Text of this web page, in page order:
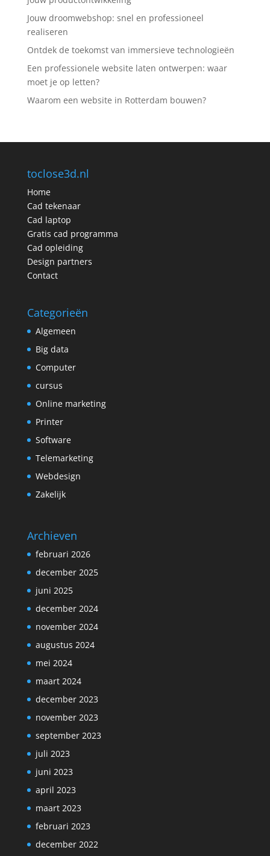
Jouw droomwebshop: snel en professioneel
realiseren
Ontdek de toekomst van immersieve technologieën
Een professionele website laten ontwerpen: waar
moet je op letten?
Waarom een website in Rotterdam bouwen?
toclose3d.nl
Home
Cad tekenaar
Cad laptop
Gratis cad programma
Cad opleiding
Design partners
Contact
Categorieën
Algemeen
Big data
Computer
cursus
Online marketing
Printer
Software
Telemarketing
Webdesign
Zakelijk
Archieven
februari 2026
december 2025
juni 2025
december 2024
november 2024
augustus 2024
mei 2024
maart 2024
december 2023
november 2023
september 2023
juli 2023
juni 2023
april 2023
maart 2023
februari 2023
december 2022